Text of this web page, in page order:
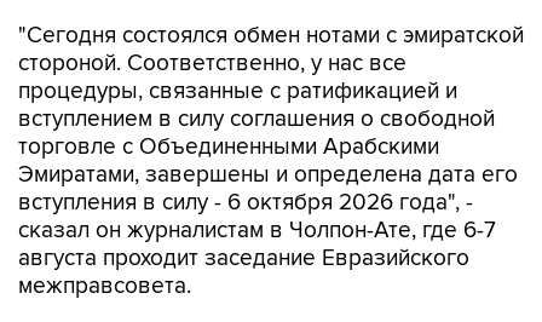
"Сегодня состоялся обмен нотами с эмиратской
стороной. Соответственно, у нас все
процедуры, связанные с ратификацией и
вступлением в силу соглашения о свободной
торговле с Объединенными Арабскими
Эмиратами, завершены и определена дата его
вступления в силу - 6 октября 2026 года", -
сказал он журналистам в Чолпон-Ате, где 6-7
августа проходит заседание Евразийского
межправсовета.